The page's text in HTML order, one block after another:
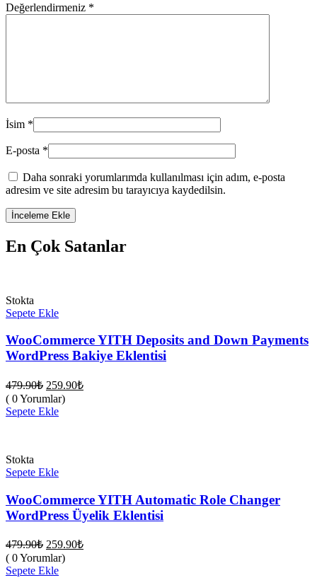
Değerlendirmeniz *
İsim *
E-posta *
Daha sonraki yorumlarımda kullanılması için adım, e-posta
adresim ve site adresim bu tarayıcıya kaydedilsin.
En Çok Satanlar
Stokta
Sepete Ekle
WooCommerce YITH Deposits and Down Payments
WordPress Bakiye Eklentisi
479.90₺ Orijinal
fiyat:
479.90₺.
259.90₺Şu
( 0 Yorumlar)
Sepete Ekle
Stokta
Sepete Ekle
WooCommerce YITH Automatic Role Changer
WordPress Üyelik Eklentisi
479.90₺ Orijinal
fiyat:
479.90₺.
259.90₺Şu
( 0 Yorumlar)
Sepete Ekle